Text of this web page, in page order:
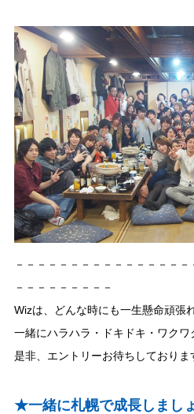
－－－－－－－－－－－－－－－
－－－－－－－－－
Wizは、どんな時にも一生懸命頑張
一緒にハラハラ・ドキドキ・ワクワ
是非、エントリーお待ちしておりま
★一緒に札幌で成長しまし